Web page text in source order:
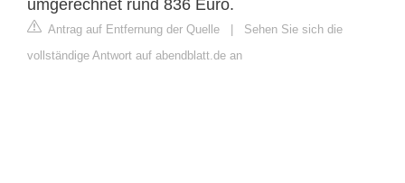
umgerechnet rund 836 Euro.
Antrag auf Entfernung der Quelle | Sehen Sie sich die
vollständige Antwort auf abendblatt.de an